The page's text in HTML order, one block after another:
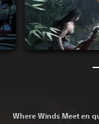
Where Winds Meet en